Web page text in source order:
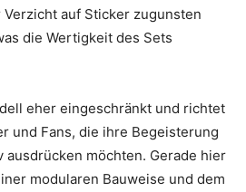
auf Sticker zugunsten
die Wertigkeit des Sets
eher eingeschränkt und richtet
und Fans, die ihre Begeisterung
möchten. Gerade hier
modularen Bauweise und dem